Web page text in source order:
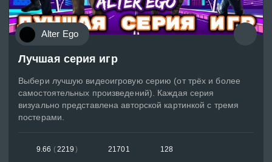
Alter Ego
Лучшая серия игр
Выбери лучшую видеоигровую серию (от трёх и более
самостоятельных произведений). Каждая серия
визуально представлена авторской картинкой с тремя
постерами.
9.66 (2219 ) 21701 128